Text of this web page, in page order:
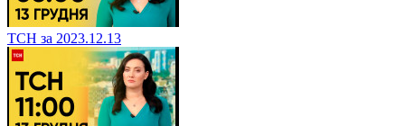
ТСН за 2023.12.13